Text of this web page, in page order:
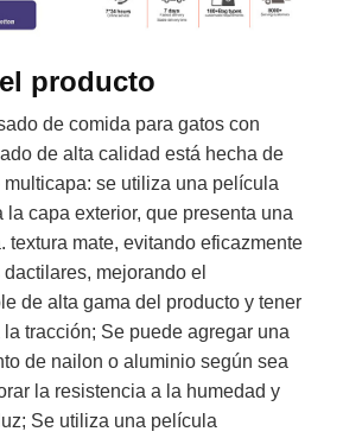
producto
de comida para gatos con
de alta calidad está hecha de
se utiliza una película
la capa exterior, que presenta una
textura mate, evitando eficazmente
mejorando el
de alta gama del producto y tener
tracción; Se puede agregar una
de nailon o aluminio según sea
la resistencia a la humedad y
Se utiliza una película